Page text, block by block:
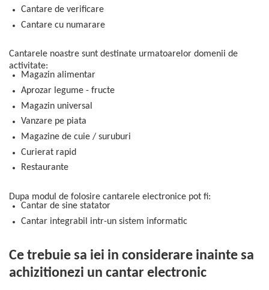
Cantare de verificare
Cantare cu numarare
Cantarele noastre sunt destinate urmatoarelor domenii de
activitate:
Magazin alimentar
Aprozar legume - fructe
Magazin universal
Vanzare pe piata
Magazine de cuie / suruburi
Curierat rapid
Restaurante
Dupa modul de folosire cantarele electronice pot fi:
Cantar de sine statator
Cantar integrabil intr-un sistem informatic
Ce trebuie sa iei in considerare inainte sa
achizitionezi un cantar electronic